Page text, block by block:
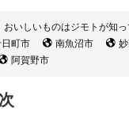
おいしいものはジモトが知
町市 南魚沼市
阿賀野市